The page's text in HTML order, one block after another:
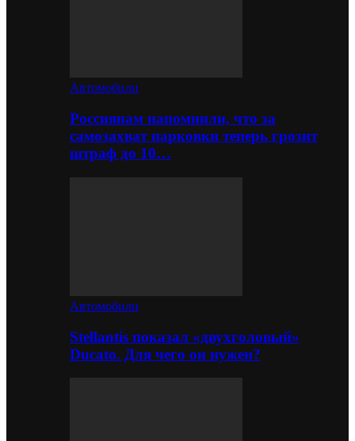
Автомобили
Россиянам напомнили, что за
самозахват парковки теперь грозит
штраф до 10…
Автомобили
Stellantis показал «двухголовый»
Ducato. Для чего он нужен?